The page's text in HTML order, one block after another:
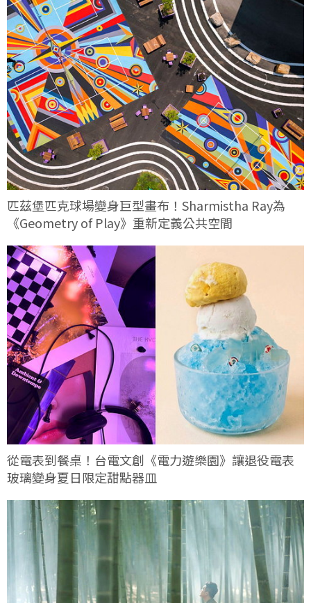
匹茲堡匹克球場變身巨型畫布！Sharmistha Ray為
《Geometry of Play》重新定義公共空間
從電表到餐桌！台電文創《電力遊樂園》讓退役電表
玻璃變身夏日限定甜點器皿